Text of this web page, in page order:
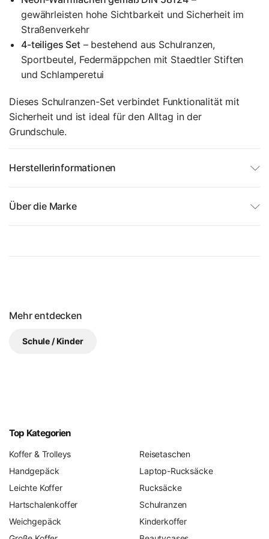
gewährleisten hohe Sichtbarkeit und Sicherheit im
Straßenverkehr
4-teiliges Set– bestehend aus Schulranzen,
Sportbeutel, Federmäppchen mit Staedtler Stiften
und Schlamperetui
Dieses Schulranzen-Set verbindet Funktionalität mit
Sicherheit und ist ideal für den Alltag in der
Grundschule.
Herstellerinformationen
Über die Marke
Mehr entdecken
Schule / Kinder
Top Kategorien
Koffer & Trolleys
Handgepäck
Leichte Koffer
Hartschalenkoffer
Weichgepäck
Reisetaschen
Laptop-Rucksäcke
Rucksäcke
Schulranzen
Kinderkoffer